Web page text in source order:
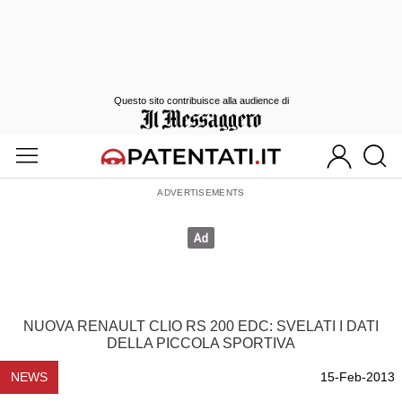
NUOVA RENAULT CLIO RS 200 EDC: SVELATI I DATI
DELLA PICCOLA SPORTIVA
NEWS 15-Feb-2013
Questo sito contribuisce alla audience di